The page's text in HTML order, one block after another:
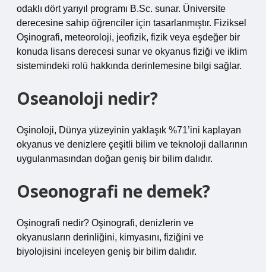
odaklı dört yarıyıl programı B.Sc. sunar. Üniversite
derecesine sahip öğrenciler için tasarlanmıştır. Fiziksel
Oşinografi, meteoroloji, jeofizik, fizik veya eşdeğer bir
konuda lisans derecesi sunar ve okyanus fiziği ve iklim
sistemindeki rolü hakkında derinlemesine bilgi sağlar.
Oseanoloji nedir?
Oşinoloji, Dünya yüzeyinin yaklaşık %71’ini kaplayan
okyanus ve denizlere çeşitli bilim ve teknoloji dallarının
uygulanmasından doğan geniş bir bilim dalıdır.
Oseonografi ne demek?
Oşinografi nedir? Oşinografi, denizlerin ve
okyanusların derinliğini, kimyasını, fiziğini ve
biyolojisini inceleyen geniş bir bilim dalıdır.